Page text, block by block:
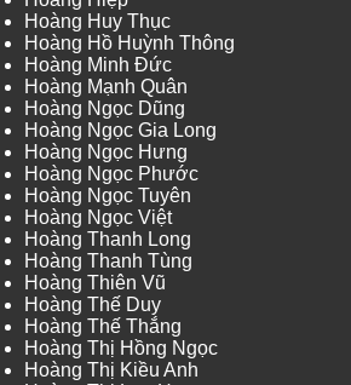
Hoàng Huy Thục
Hoàng Hồ Huỳnh Thông
Hoàng Minh Đức
Hoàng Mạnh Quân
Hoàng Ngọc Dũng
Hoàng Ngọc Gia Long
Hoàng Ngọc Hưng
Hoàng Ngọc Phước
Hoàng Ngọc Tuyên
Hoàng Ngọc Việt
Hoàng Thanh Long
Hoàng Thanh Tùng
Hoàng Thiên Vũ
Hoàng Thế Duy
Hoàng Thế Thắng
Hoàng Thị Hồng Ngọc
Hoàng Thị Kiều Anh